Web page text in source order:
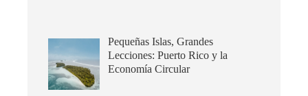
Pequeñas Islas, Grandes
Lecciones: Puerto Rico y la
Economía Circular